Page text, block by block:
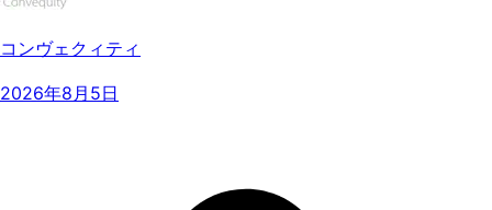
コンヴェクィティ
2026年8月5日